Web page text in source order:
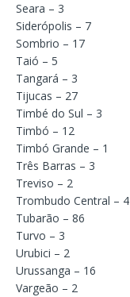
Seara – 3
Siderópolis – 7
Sombrio – 17
Taió – 5
Tangará – 3
Tijucas – 27
Timbé do Sul – 3
Timbó – 12
Timbó Grande – 1
Três Barras – 3
Treviso – 2
Trombudo Central – 4
Tubarão – 86
Turvo – 3
Urubici – 2
Urussanga – 16
Vargeão – 2